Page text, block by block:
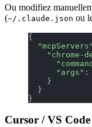
Ou modifiez
(~/.claude.json ou
{
  "mcpServers"
"chrome-
      "args"
:
    }
  }
}
Cursor / VS